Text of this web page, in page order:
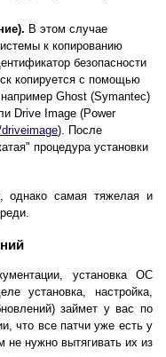
В этом случае
к копированию
безопасности
копируется с помощью
Ghost (Symantec)
Drive Image (Power
). После
процедура установки
однако самая тяжелая и
установка ОС
установка, настройка,
займет у вас по
что все патчи уже есть у
не нужно вытягивать их из